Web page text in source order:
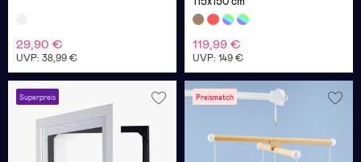
29,90 €
UVP: 38,99 €
119,99 €
UVP: 149 €
Superpreis Preismatch